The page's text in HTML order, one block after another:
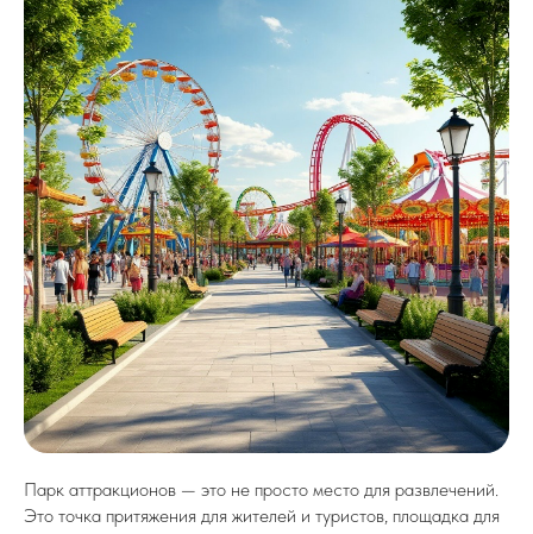
Парк аттракционов — это не просто место для развлечений.
Это точка притяжения для жителей и туристов, площадка для